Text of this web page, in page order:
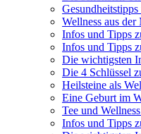
Wellness aus
Infos und Tipps
Infos und Tipps
Die wichtigsten
Die 4 Schlüssel
Heilsteine als
Eine Geburt im
Tee und
Infos und Tipps